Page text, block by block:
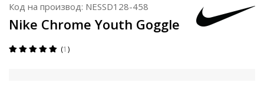
Код на производ: NESSD128-458
Nike Chrome Youth Goggle
1